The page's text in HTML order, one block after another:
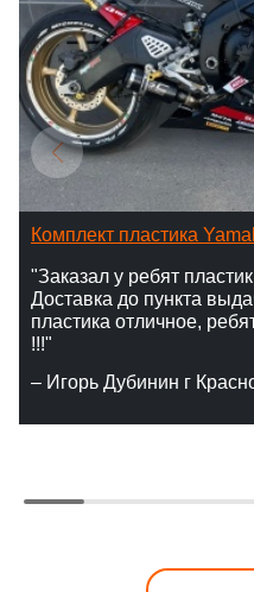
Комплект пластика
"Заказал у ребят
Доставка до пункта
пластика отличное,
!!!"
– Игорь Дубинин г